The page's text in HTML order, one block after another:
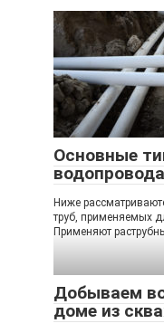
Основные
водопровода
Ниже
труб, применяемых
Применяют
Добываем
доме из